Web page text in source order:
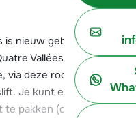
is nieuw gebouwd in
Vallées. Op ca.150
deze rode piste daal
Je kunt er ook voor
pakken (ca. 450 m van